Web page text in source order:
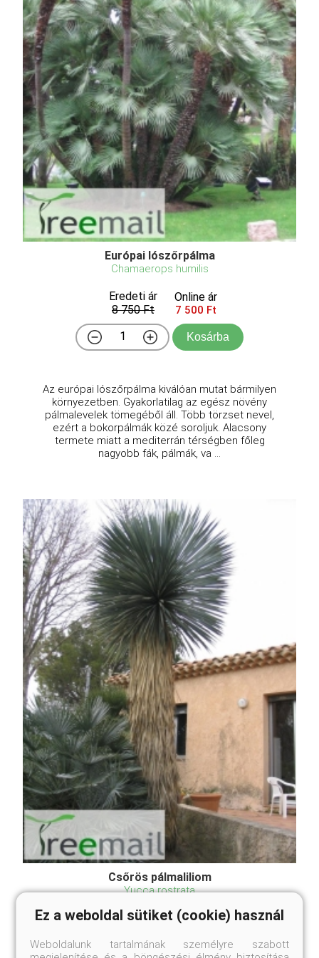
Európai lószőrpálma
Chamaerops humilis
Eredeti ár
8 750 Ft
Online ár
7 500 Ft
Kosárba
Az európai lószőrpálma kiválóan mutat bármilyen
környezetben. Gyakorlatilag az egész növény
pálmalevelek tömegéből áll. Több törzset nevel,
ezért a bokorpálmák közé soroljuk. Alacsony
termete miatt a mediterrán térségben főleg
nagyobb fák, pálmák, va ...
Csőrös pálmaliliom
Yucca rostrata
Eredeti ár
Online ár
Ez a weboldal sütiket (cookie) használ
Weboldalunk tartalmának személyre szabott